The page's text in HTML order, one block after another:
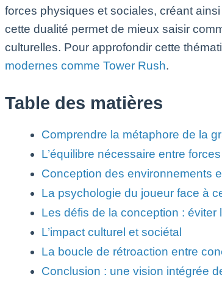
forces physiques et sociales, créant
cette dualité permet de mieux saisir
culturelles. Pour approfondir cette
modernes comme Tower Rush.
Table des matières
Comprendre la métaphore de la
L’équilibre nécessaire entre
Conception des environnements
La psychologie du joueur face à
Les défis de la conception : éviter
L’impact culturel et sociétal
La boucle de rétroaction entre
Conclusion : une vision intégrée